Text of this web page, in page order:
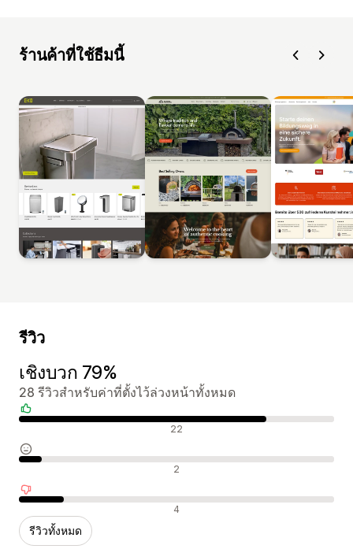
ร้านค้าที่ใช้ธีมนี้
รีวิว
เชิงบวก 79%
28 รีวิวสำหรับค่าที่ตั้งไว้ล่วงหน้าทั้งหมด
รีวิวเชิงบวก 22
รีวิวที่เป็นกลาง 2
รีวิวเชิงลบ 4
รีวิวทั้งหมด